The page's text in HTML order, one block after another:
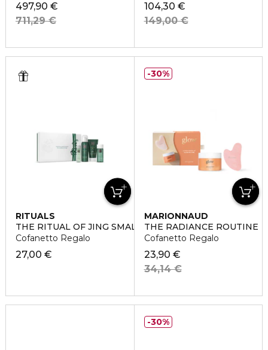
497,90 €
711,29 €
104,30 €
149,00 €
RITUALS
THE RITUAL OF JING SMALL
Cofanetto Regalo
27,00 €
MARIONNAUD
THE RADIANCE ROUTINE
Cofanetto Regalo
23,90 €
34,14 €
30%
30%